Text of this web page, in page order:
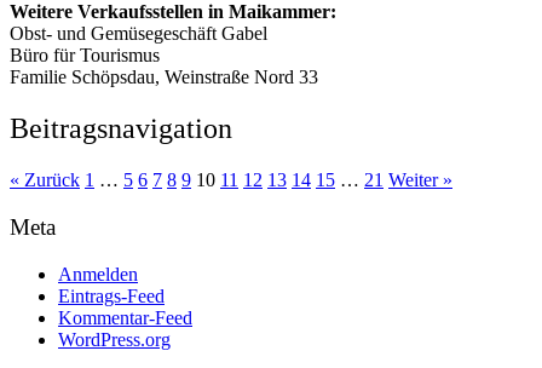
Weitere Verkaufsstellen in Maikammer:
Obst- und Gemüsegeschäft Gabel
Büro für Tourismus
Familie Schöpsdau, Weinstraße Nord 33
Beitragsnavigation
« Zurück 1 … 5 6 7 8 9 10 11 12 13 14 15 … 21 Weiter »
Meta
Anmelden
Eintrags-Feed
Kommentar-Feed
WordPress.org